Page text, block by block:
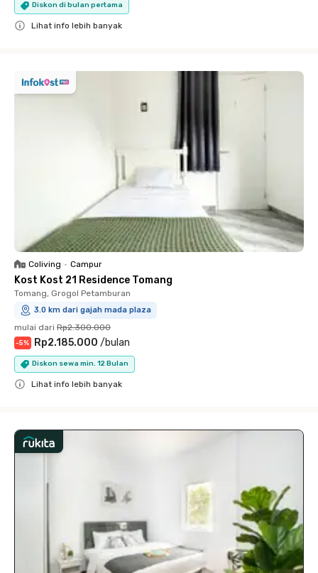
Diskon di bulan pertama
Lihat info lebih banyak
Coliving • Campur
Kost Kost 21 Residence Tomang
Tomang, Grogol Petamburan
3.0 km dari gajah mada plaza
mulai dari Rp2.300.000
-5% Rp2.185.000 /bulan
Diskon sewa min. 12 Bulan
Lihat info lebih banyak